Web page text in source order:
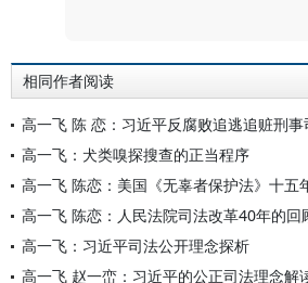
相同作者阅读
高一飞 陈 恋：习近平反腐败追逃追赃刑
高一飞：犬类嗅探搜查的正当程序
高一飞 陈恋：美国《无辜者保护法》十五
高一飞 陈恋：人民法院司法改革40年的回
高一飞：习近平司法公开理念探析
高一飞 赵一峦：习近平的公正司法理念解